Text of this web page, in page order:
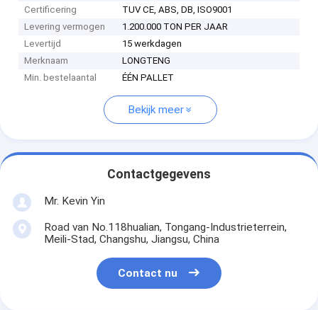
Certificering
TUV CE, ABS, DB, ISO9001
Levering vermogen
1.200.000 TON PER JAAR
Levertijd
15 werkdagen
Merknaam
LONGTENG
Min. bestelaantal
ÉÉN PALLET
Bekijk meer
Contactgegevens
Mr. Kevin Yin
Road van No.118hualian, Tongang-Industrieterrein,
Meili-Stad, Changshu, Jiangsu, China
Contact nu